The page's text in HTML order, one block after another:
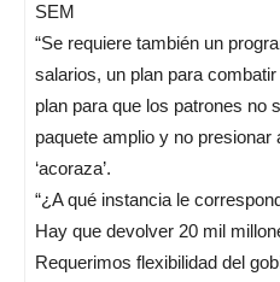
SEM
“Se requiere también un
salarios, un plan para
plan para que los patrones no
paquete amplio y no presionar
‘acoraza’.
“¿A qué instancia le
Hay que devolver 20 mil
Requerimos flexibilidad del